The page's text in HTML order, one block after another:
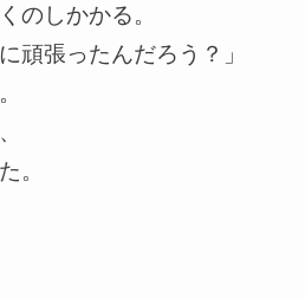
のしかかる。
頑張ったんだろう？」
。